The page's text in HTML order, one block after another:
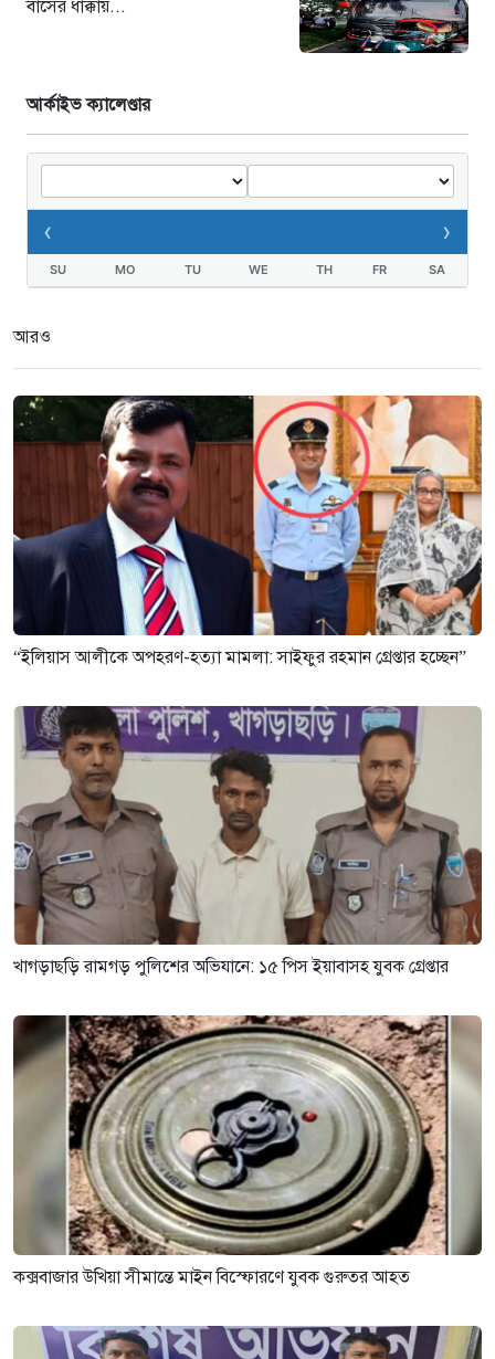
বাসের ধাক্কায়...
আর্কাইভ ক্যালেণ্ডার
‹ ›
SU MO TU WE TH FR SA
আরও
“ইলিয়াস আলীকে অপহরণ-হত্যা মামলা: সাইফুর রহমান গ্রেপ্তার হচ্ছেন”
খাগড়াছড়ি রামগড় পুলিশের অভিযানে: ১৫ পিস ইয়াবাসহ যুবক গ্রেপ্তার
কক্সবাজার উখিয়া সীমান্তে মাইন বিস্ফোরণে যুবক গুরুতর আহত